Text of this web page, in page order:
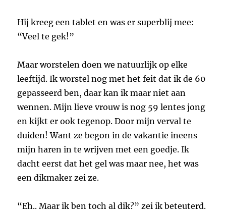
Hij kreeg een tablet en was er superblij mee:
“Veel te gek!”
Maar worstelen doen we natuurlijk op elke
leeftijd. Ik worstel nog met het feit dat ik de 60
gepasseerd ben, daar kan ik maar niet aan
wennen. Mijn lieve vrouw is nog 59 lentes jong
en kijkt er ook tegenop. Door mijn verval te
duiden! Want ze begon in de vakantie ineens
mijn haren in te wrijven met een goedje. Ik
dacht eerst dat het gel was maar nee, het was
een dikmaker zei ze.
“Eh.. Maar ik ben toch al dik?” zei ik beteuterd.